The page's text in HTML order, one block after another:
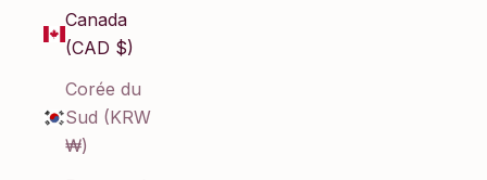
Canada
(CAD $)
Corée du
Sud (KRW
₩)